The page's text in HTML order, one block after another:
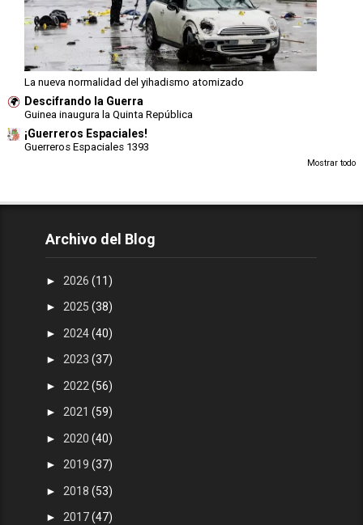
La nueva normalidad del yihadismo atomizado
Descifrando la Guerra
Guinea inaugura la Quinta República
¡Guerreros Espaciales!
Guerreros Espaciales 1393
Mostrar todo
Archivo del Blog
► 2026(11)
►2025(38)
► 2024(40)
►2023(37)
► 2022(56)
►2021(59)
► 2020(40)
►2019(37)
► 2018(53)
►2017(47)